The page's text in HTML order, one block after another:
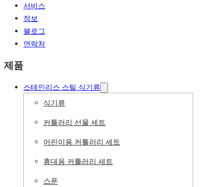
서비스
정보
블로그
연락처
제품
스테인리스 스틸 식기류
식기류
커틀러리 선물 세트
어린이용 커틀러리 세트
휴대용 커틀러리 세트
스푼